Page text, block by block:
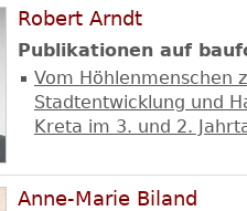
Robert Arndt
Publikationen auf
Vom Höhlenmenschen
Stadtentwicklung und
Kreta im 3. und 2.
Anne-Marie Biland